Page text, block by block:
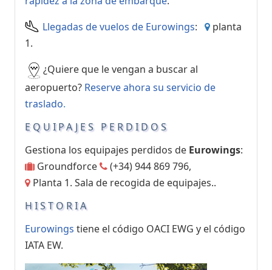
Llegadas de vuelos de Eurowings:
planta
1.
¿Quiere que le vengan a buscar al
aeropuerto? Reserve ahora su servicio de
traslado.
EQUIPAJES PERDIDOS
Gestiona los equipajes perdidos de Eurowings:
Groundforce
(+34) 944 869 796,
Planta 1. Sala de recogida de equipajes..
HISTORIA
Eurowings tiene el código OACI EWG y el código
IATA EW.